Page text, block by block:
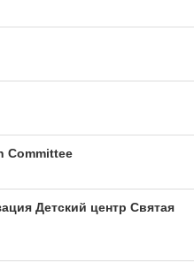
Committee
Детский центр Святая